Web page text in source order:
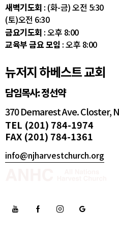
새벽기도회 : (화-금) 오전 5:30
(토)오전 6:30
금요기도회 : 오후 8:00
교육부 금요 모임 : 오후 8:00
뉴저지 하베스트 교회
담임목사: 정선약
370 Demarest Ave. Closter,
TEL (201) 784-1974
FAX (201) 784-1361
info@njharvestchurch.org